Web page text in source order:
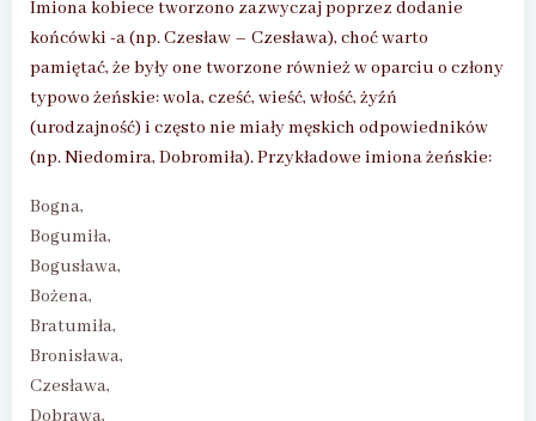
Imiona kobiece tworzono zazwyczaj poprzez dodanie
końcówki -a (np. Czesław – Czesława), choć warto
pamiętać, że były one tworzone również w oparciu o człony
typowo żeńskie: wola, cześć, wieść, włość, żyźń
(urodzajność) i często nie miały męskich odpowiedników
(np. Niedomira, Dobromiła). Przykładowe imiona żeńskie:
Bogna,
Bogumiła,
Bogusława,
Bożena,
Bratumiła,
Bronisława,
Czesława,
Dobrawa,